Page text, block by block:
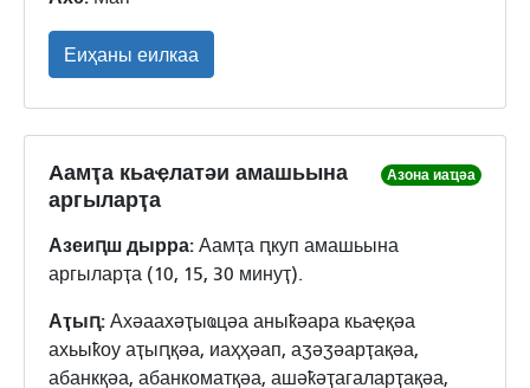
Еиҳаны еилкаа
Аамҭа кьаҿлатәи амашьына
аргыларҭа
Азона иаҵәа
Азеиԥш дырра: Аамҭа ԥкуп амашьына
аргыларҭа (10, 15, 30 минуҭ).
Аҭыԥ: Ахәаахәҭыҩцәа аныҟәара кьаҿқәа
ахьыҟоу аҭыԥқәа, иаҳҳәап, аӡәӡәарҭақәа,
абанкқәа, абанкоматқәа, ашәҟәҭагаларҭақәа,